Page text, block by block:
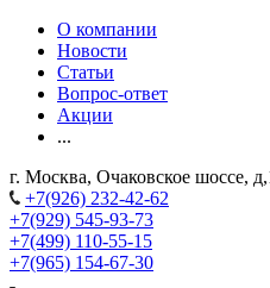
О компании
Новости
Статьи
Вопрос-ответ
Акции
...
г. Москва, Очаковское шоссе,
+7(926) 232-42-62
+7(929) 545-93-73
+7(499) 110-55-15
+7(965) 154-67-30